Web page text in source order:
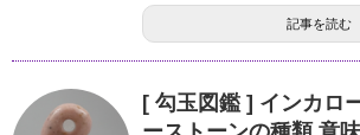
記事を読む
[ 勾玉図鑑 ] インカロ